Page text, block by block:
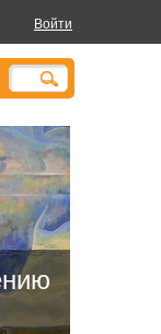
Войти